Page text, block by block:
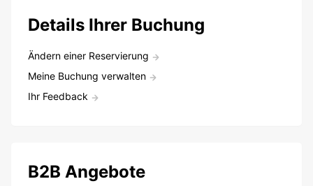
Details Ihrer Buchung
Ändern einer Reservierung
Meine Buchung verwalten
Ihr Feedback
B2B Angebote